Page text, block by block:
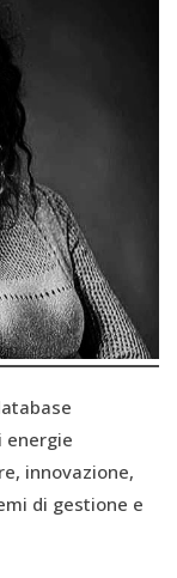
energie
innovazione,
di gestione e